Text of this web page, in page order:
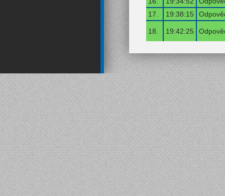
17.
19:38:15
18. 19:42:25